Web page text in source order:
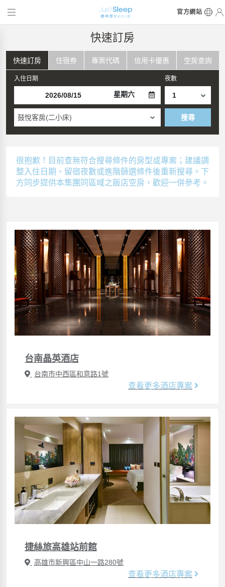
官方網站
快速訂房
快速訂房 住宿券 專案代碼 信用卡優惠 空房查詢
入住日期
星期六
夜數
鼓悅客房(二小床) 搜尋
很抱歉！目前查無符合搜尋條件的房型或專案；建議調
整入住日期、留宿夜數或進階篩選條件後重新搜尋。下
方同步提供本集團同區域之飯店空房，歡迎一併參考。
台南晶英酒店
台南市中西區和意路1號
查看更多酒店專案
捷絲旅高雄站前館
高雄市新興區中山一路280號
查看更多酒店專案